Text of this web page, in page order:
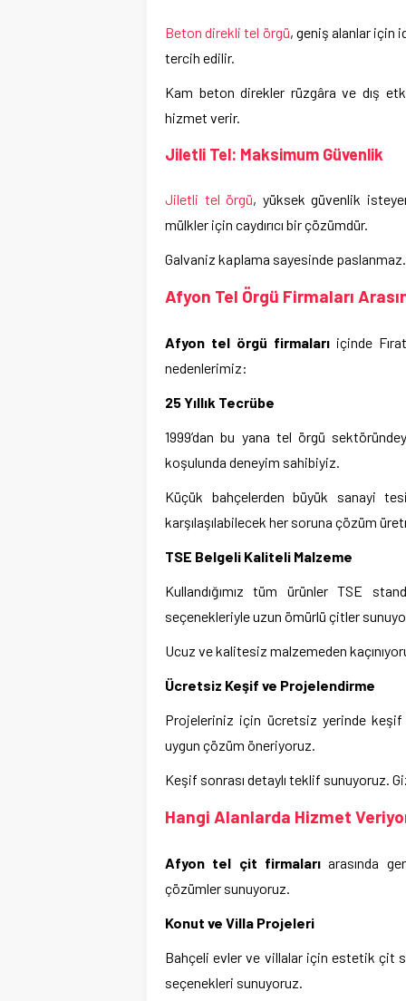
Beton direkli tel örgü, geniş alanlar için
tercih edilir.
Kam beton direkler rüzgâra ve dış
hizmet verir.
Jiletli Tel: Maksimum Güvenlik
Jiletli tel örgü, yüksek güvenlik
mülkler için caydırıcı bir çözümdür.
Galvaniz kaplama sayesinde
Afyon Tel Örgü Firmaları
Afyon tel örgü firmaları içinde
nedenlerimiz:
25 Yıllık Tecrübe
1999’dan bu yana tel örgü
koşulunda deneyim sahibiyiz.
Küçük bahçelerden büyük sanayi
karşılaşılabilecek her soruna çözüm
TSE Belgeli Kaliteli Malzeme
Kullandığımız tüm ürünler TSE
seçenekleriyle uzun ömürlü çitler
Ucuz ve kalitesiz malzemeden
Ücretsiz Keşif ve Projelendirme
Projeleriniz için ücretsiz yerinde keşif
uygun çözüm öneriyoruz.
Keşif sonrası detaylı teklif sunuyoruz.
Hangi Alanlarda Hizmet
Afyon tel çit firmaları arasında
çözümler sunuyoruz.
Konut ve Villa Projeleri
Bahçeli evler ve villalar için estetik çit
seçenekleri sunuyoruz.